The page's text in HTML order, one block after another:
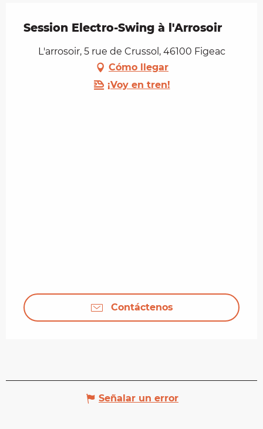
Session Electro-Swing à l'Arrosoir
L'arrosoir, 5 rue de Crussol, 46100 Figeac
Cómo llegar
¡Voy en tren!
Contáctenos
Señalar un error